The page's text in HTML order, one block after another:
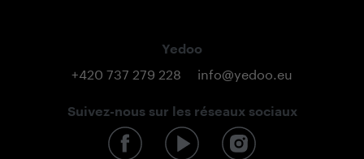
Yedoo
+420 737 279 228 info@yedoo.eu
Suivez-nous sur les réseaux sociaux